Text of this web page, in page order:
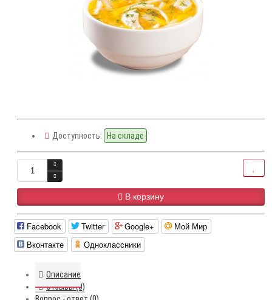
Доступность: На складе
В корзину
Facebook Twitter Google+
Мой Мир
Вконтакте
Одноклассники
Описание
Отзывы (0)